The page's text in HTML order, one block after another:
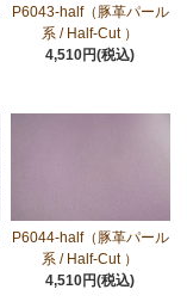
P6043-half（豚革パール
系 / Half-Cut ）
4,510円(税込)
P6044-half（豚革パール
系 / Half-Cut ）
4,510円(税込)